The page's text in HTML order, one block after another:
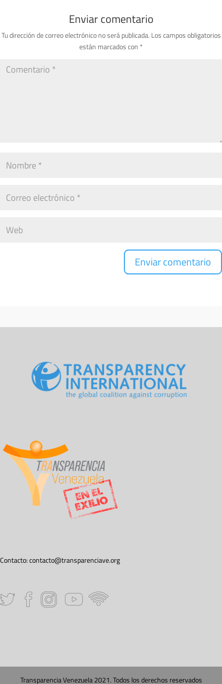
Enviar comentario
Tu dirección de correo electrónico no será publicada. Los campos obligatorios
están marcados con *
Contacto:contacto@transparenciave.org
Transparencia Venezuela 2021. Todos los derechos reservados